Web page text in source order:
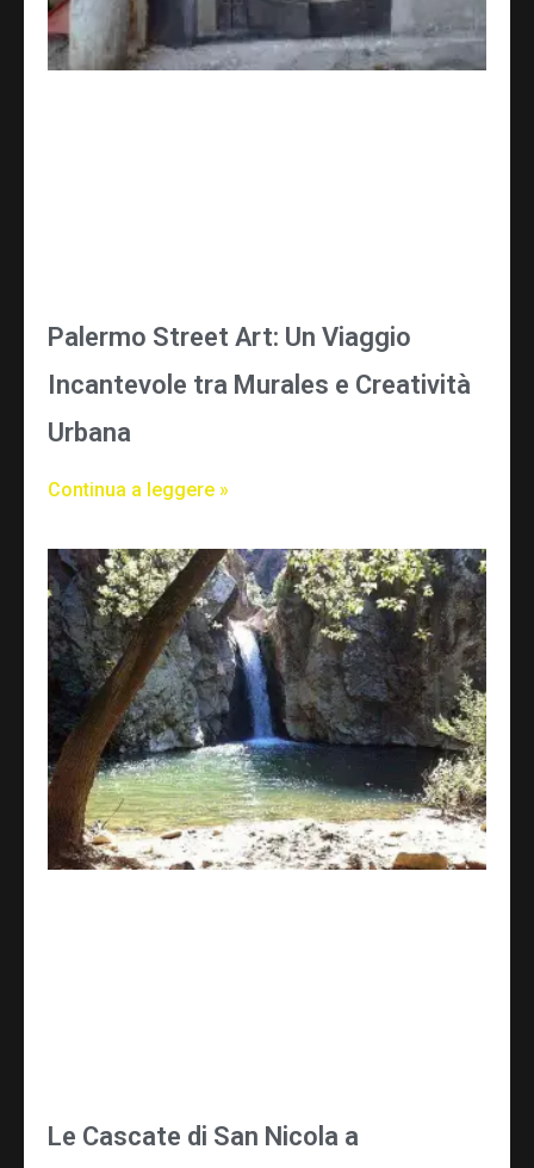
Palermo Street Art: Un Viaggio
Incantevole tra Murales e Creatività
Urbana
Continua a leggere »
Le Cascate di San Nicola a